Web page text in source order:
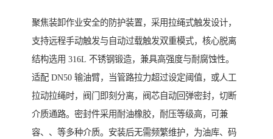
聚焦装卸作业安全的防护装置，采用拉绳式触发设计，
支持远程手动触发与自动过载触发双重模式，核心脱离
结构选用 316L 不锈钢锻造，兼具高强度与耐腐蚀性。
适配 DN50 输油臂，当管路拉力超过设定阈值，或人工
拉动拉绳时，阀门即刻分离，阀芯自动回弹密封，切断
介质通路。密封件采用耐油橡胶，耐压等级高，可兼
容、、等多种介质。安装后无需频繁维护，为油库、码